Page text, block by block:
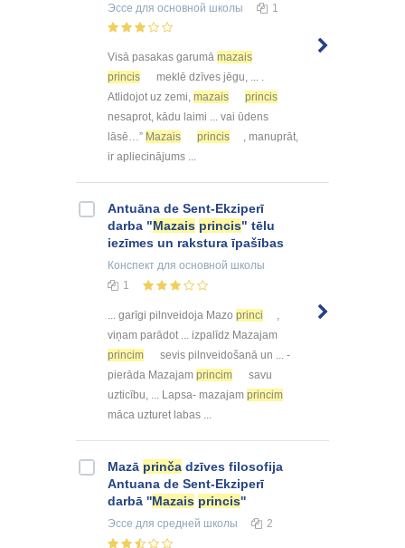
Эссе для основной школы 1
Visā pasakas garumā mazais
princis
meklē dzīves jēgu, ... .
Atlidojot uz zemi, mazais
princis
nesaprot, kādu laimi ... vai ūdens
lāsē…” Mazais princis
, manuprāt,
ir apliecinājums ...
Antuāna de Sent-Ekziperī
darba "Mazais princis" tēlu
iezīmes un rakstura īpašības
Конспект для основной школы
1
... garīgi pilnveidoja Mazo princi
,
viņam parādot ... izpalīdz Mazajam
princim
sevis pilnveidošanā un ... -
pierāda Mazajam princim
savu
uzticību, ... Lapsa- mazajam princim
māca uzturet labas ...
Mazā prinča dzīves filosofija
Antuana de Sent-Ekziperī
darbā ''Mazais princis''
Эссе для средней школы 2